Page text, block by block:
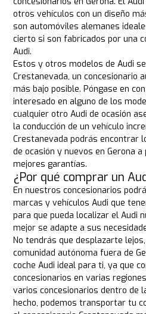
otros vehículos con un diseño
son automóviles alemanes
cierto si son fabricados por una
Audi.
Estos y otros modelos de Audi
Crestanevada, un concesionario
más bajo posible. Póngase en
interesado en alguno de los
cualquier otro Audi de ocasión
la conducción de un vehículo
Crestanevada podrás encontrar
de ocasión y nuevos en Gerona
mejores garantías.
¿Por qué comprar un
En nuestros concesionarios
marcas y vehículos Audi que
para que pueda localizar el Audi
mejor se adapte a sus
No tendrás que desplazarte
comunidad autónoma fuera de
coche Audi ideal para ti, ya que
concesionarios en varias
varios concesionarios dentro de
hecho, podemos transportar tu